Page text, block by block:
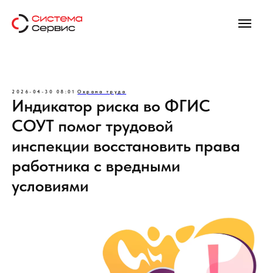
2026-04-30 08:01 Охрана труда
Индикатор риска во ФГИС
СОУТ помог трудовой
инспекции восстановить права
работника с вредными
условиями